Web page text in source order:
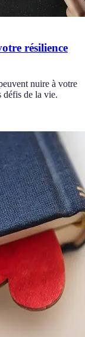
résilience
nuire à votre
défis de la vie.